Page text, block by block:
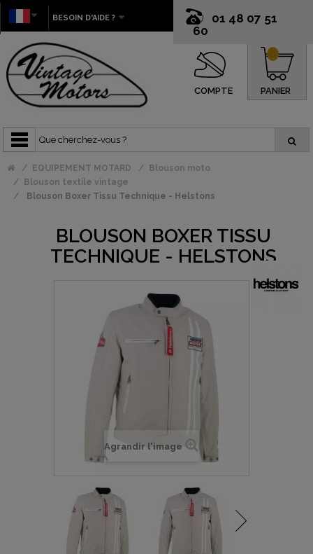
01 48 07 51
60
BESOIN D'AIDE ?
COMPTE PANIER
0
EQUIPEMENT MOTARD
Blouson moto
Blouson textile vintage
Blouson Boxer Tissu Technique - Helstons
BLOUSON BOXER TISSU
TECHNIQUE - HELSTONS
Agrandir l'image